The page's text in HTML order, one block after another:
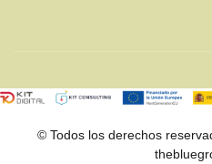
© Todos los derechos